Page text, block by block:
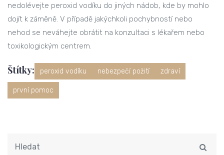
nedolévejte peroxid vodíku do jiných nádob, kde by mohlo
dojít k záměně. V případě jakýchkoli pochybností nebo
nehod se neváhejte obrátit na konzultaci s lékařem nebo
toxikologickým centrem.
Štítky: peroxid vodíku nebezpečí požití zdraví
první pomoc